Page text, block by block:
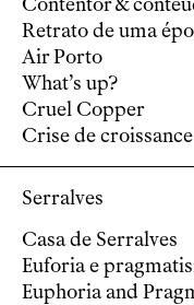
Retrato de uma
Air Porto
What’s up?
Cruel Copper
Crise de croissance
Serralves
Casa de Serralves
Euforia e
Euphoria and